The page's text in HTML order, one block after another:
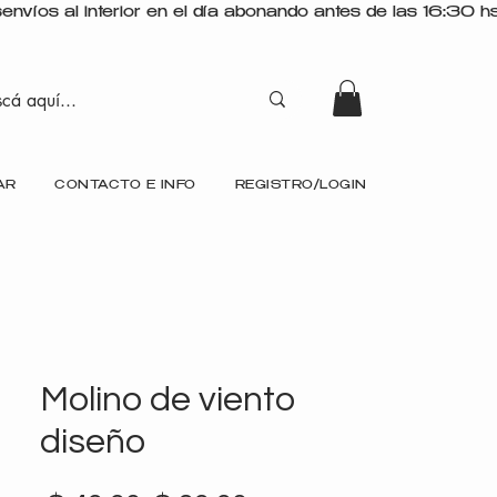
CONTACTO E INFO REGISTRO/LOGIN
Molino de viento
diseño